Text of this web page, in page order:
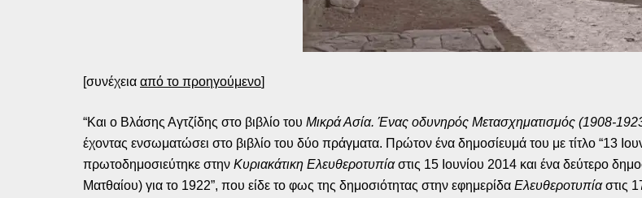
[συνέχεια από το προηγούμενο]
“Και ο Βλάσης Αγτζίδης στο βιβλίο του Μικρά Ασία. Ένας οδυνηρός Μετασχηματισμός (1908-
έχοντας ενσωματώσει στο βιβλίο του δύο πράγματα. Πρώτον ένα δημοσίευμά του με τίτλο “13
πρωτοδημοσιεύτηκε στην Κυριακάτικη Ελευθεροτυπίαστις 15 Ιουνίου 2014 και ένα δεύτερο
Ματθαίου) για το 1922”, που είδε το φως της δημοσιότητας στην εφημερίδα Ελευθεροτυπίαστις